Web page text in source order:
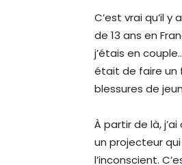
C’est vrai qu’il
de 13 ans en
j’étais en
était de faire un
blessures de
À partir de là,
un projecteur
l’inconscient.